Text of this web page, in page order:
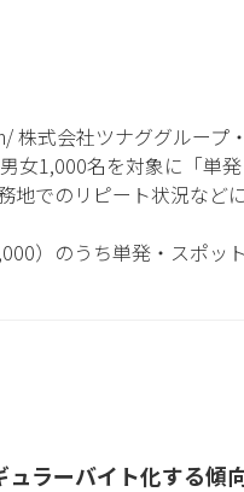
式会社ツナググループ
女1,000名を対象に「単
でのリピート状況など
）のうち単発・スポッ
ラーバイト化する傾